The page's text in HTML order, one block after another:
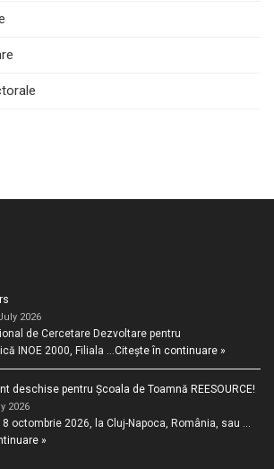
2026
de Cercetare Dezvoltare pentru
INOE 2000, Filiala …Citește în continuare »
deschise pentru Școala de Toamnă REESOURCE!
2026
octombrie 2026, la Cluj-Napoca, România, sau …
»